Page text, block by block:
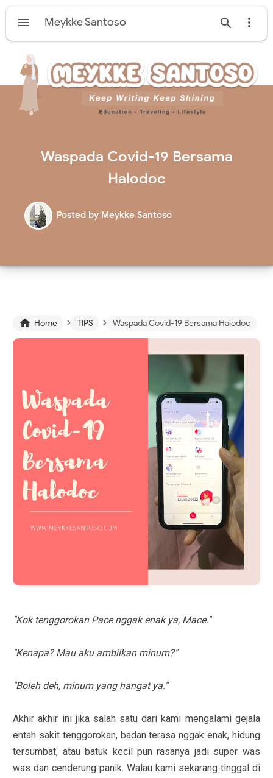
  
Meykke Santoso
Waspada Covid-19 Bersama
Halodoc
Posted by Meykke Santoso
 Home › TIPS › Waspada Covid-19 Bersama Halodoc
"Kok tenggorokan Pace nggak enak ya, Mace."
"Kenapa? Mau aku ambilkan minum?"
"Boleh deh, minum yang hangat ya."
Akhir akhir ini jika salah satu dari kami mengalami gejala
entah sakit tenggorokan, badan terasa nggak enak, hidung
tersumbat, atau batuk kecil pun rasanya jadi super was
was dan cenderung panik. Walau kami sekarang tinggal di